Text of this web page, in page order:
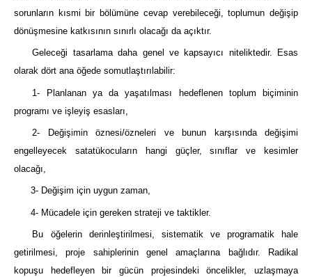
sorunların kısmi bir bölümüne cevap verebileceği, toplumun değişip
dönüşmesine katkısının sınırlı olacağı da açıktır.
Geleceği tasarlama daha genel ve kapsayıcı niteliktedir. Esas
olarak dört ana öğede somutlaştırılabilir:
1- Planlanan ya da yaşatılması hedeflenen toplum biçiminin
programı ve işleyiş esasları,
2- Değişimin öznesi/özneleri ve bunun karşısında değişimi
engelleyecek satatükocuların hangi güçler, sınıflar ve kesimler
olacağı,
3- Değişim için uygun zaman,
4- Mücadele için gereken strateji ve taktikler.
Bu öğelerin derinleştirilmesi, sistematik ve programatik hale
getirilmesi, proje sahiplerinin genel amaçlarına bağlıdır. Radikal
kopuşu hedefleyen bir gücün projesindeki öncelikler, uzlaşmaya